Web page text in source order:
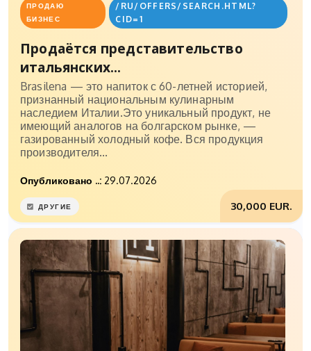
ПРОДАЮ
БИЗНЕС
/RU/OFFERS/SEARCH.HTML?
CID=1
Продаётся представительство
итальянских...
Brasilena — это напиток с 60-летней историей,
признанный национальным кулинарным
наследием Италии.Это уникальный продукт, не
имеющий аналогов на болгарском рынке, —
газированный холодный кофе. Вся продукция
производителя...
Опубликовано ..: 29.07.2026
30,000 EUR.
ДРУГИЕ